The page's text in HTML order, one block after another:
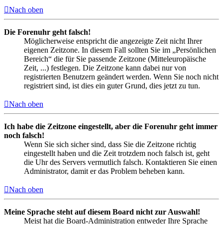
Nach oben
Die Forenuhr geht falsch!
Möglicherweise entspricht die angezeigte Zeit nicht Ihrer
eigenen Zeitzone. In diesem Fall sollten Sie im „Persönlichen
Bereich“ die für Sie passende Zeitzone (Mitteleuropäische
Zeit, ...) festlegen. Die Zeitzone kann dabei nur von
registrierten Benutzern geändert werden. Wenn Sie noch nicht
registriert sind, ist dies ein guter Grund, dies jetzt zu tun.
Nach oben
Ich habe die Zeitzone eingestellt, aber die Forenuhr geht immer
noch falsch!
Wenn Sie sich sicher sind, dass Sie die Zeitzone richtig
eingestellt haben und die Zeit trotzdem noch falsch ist, geht
die Uhr des Servers vermutlich falsch. Kontaktieren Sie einen
Administrator, damit er das Problem beheben kann.
Nach oben
Meine Sprache steht auf diesem Board nicht zur Auswahl!
Meist hat die Board-Administration entweder Ihre Sprache